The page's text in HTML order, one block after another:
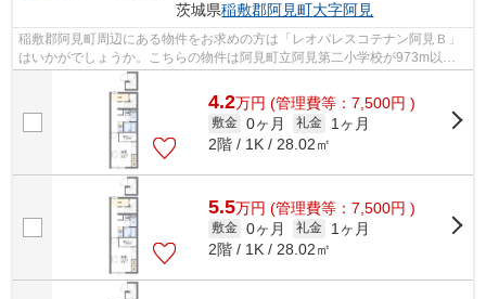
茨城県稲敷郡阿見町大字阿見
稲敷郡阿見町周辺にある物件をお求めの方は「レオパレスコテナン阿見Ｂ」
はいかがでしょうか。こちらの物件は阿見町立阿見第二小学校が973m以内
にあります。こちらの物件はアパートで...
4.2万円 (管理費等：7,500円 )
敷金 0ヶ月 礼金
1ヶ月
2階 / 1K / 28.02㎡
5.5万円 (管理費等：7,500円 )
敷金 0ヶ月 礼金
1ヶ月
2階 / 1K / 28.02㎡